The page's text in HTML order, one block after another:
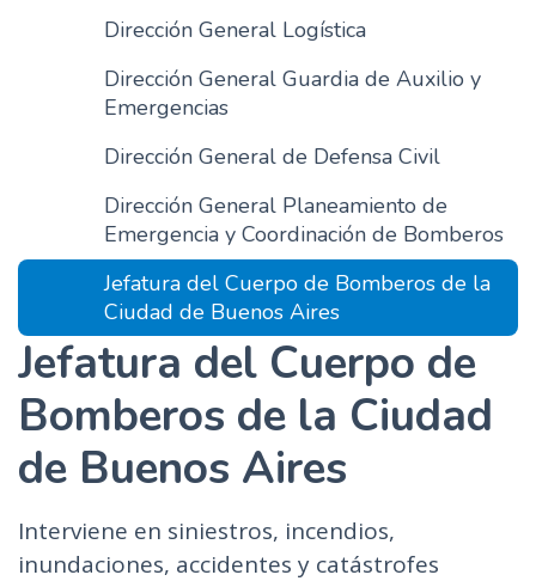
Dirección General Logística
Dirección General Guardia de Auxilio y
Emergencias
Dirección General de Defensa Civil
Dirección General Planeamiento de
Emergencia y Coordinación de Bomberos
Jefatura del Cuerpo de Bomberos de la
Ciudad de Buenos Aires
Jefatura del Cuerpo de
Bomberos de la Ciudad
de Buenos Aires
Interviene en siniestros, incendios,
inundaciones, accidentes y catástrofes